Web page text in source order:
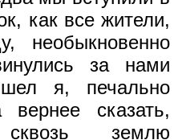
как все жители,
необыкновенно
за нами
я, печально
вернее сказать,
землю